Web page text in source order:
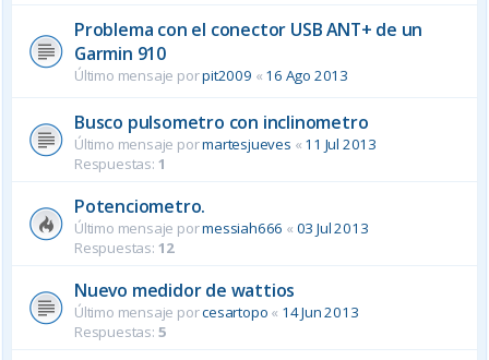
Problema con el conector USB ANT+ de un
Garmin 910
Último mensaje porpit2009 « 16 Ago 2013
Busco pulsometro con inclinometro
Último mensaje pormartesjueves « 11 Jul 2013
Respuestas: 1
Potenciometro.
Último mensaje pormessiah666 « 03 Jul 2013
Respuestas: 12
Nuevo medidor de wattios
Último mensaje porcesartopo « 14 Jun 2013
Respuestas: 5